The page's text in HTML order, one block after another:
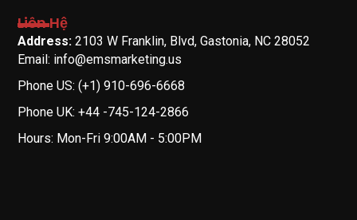
Liên Hệ
Address: 2103 W Franklin, Blvd, Gastonia, NC 28052
Email: info@emsmarketing.us
Phone US: (+1) 910-696-6668
Phone UK: +44 -745-124-2866
Hours: Mon-Fri 9:00AM - 5:00PM